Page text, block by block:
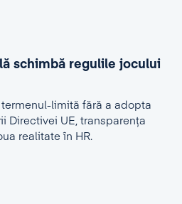
schimbă regulile jocului
limită fără a adopta
Directivei UE, transparența
realitate în HR.